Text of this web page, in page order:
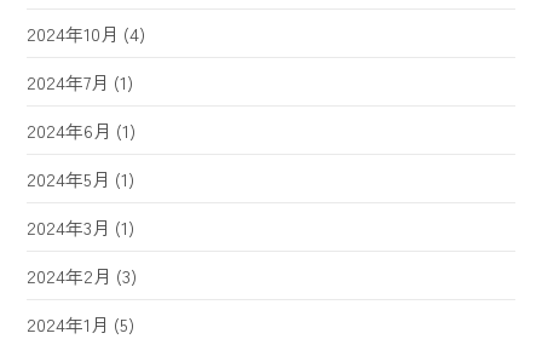
2024年10月 (4)
2024年7月 (1)
2024年6月 (1)
2024年5月 (1)
2024年3月 (1)
2024年2月 (3)
2024年1月 (5)